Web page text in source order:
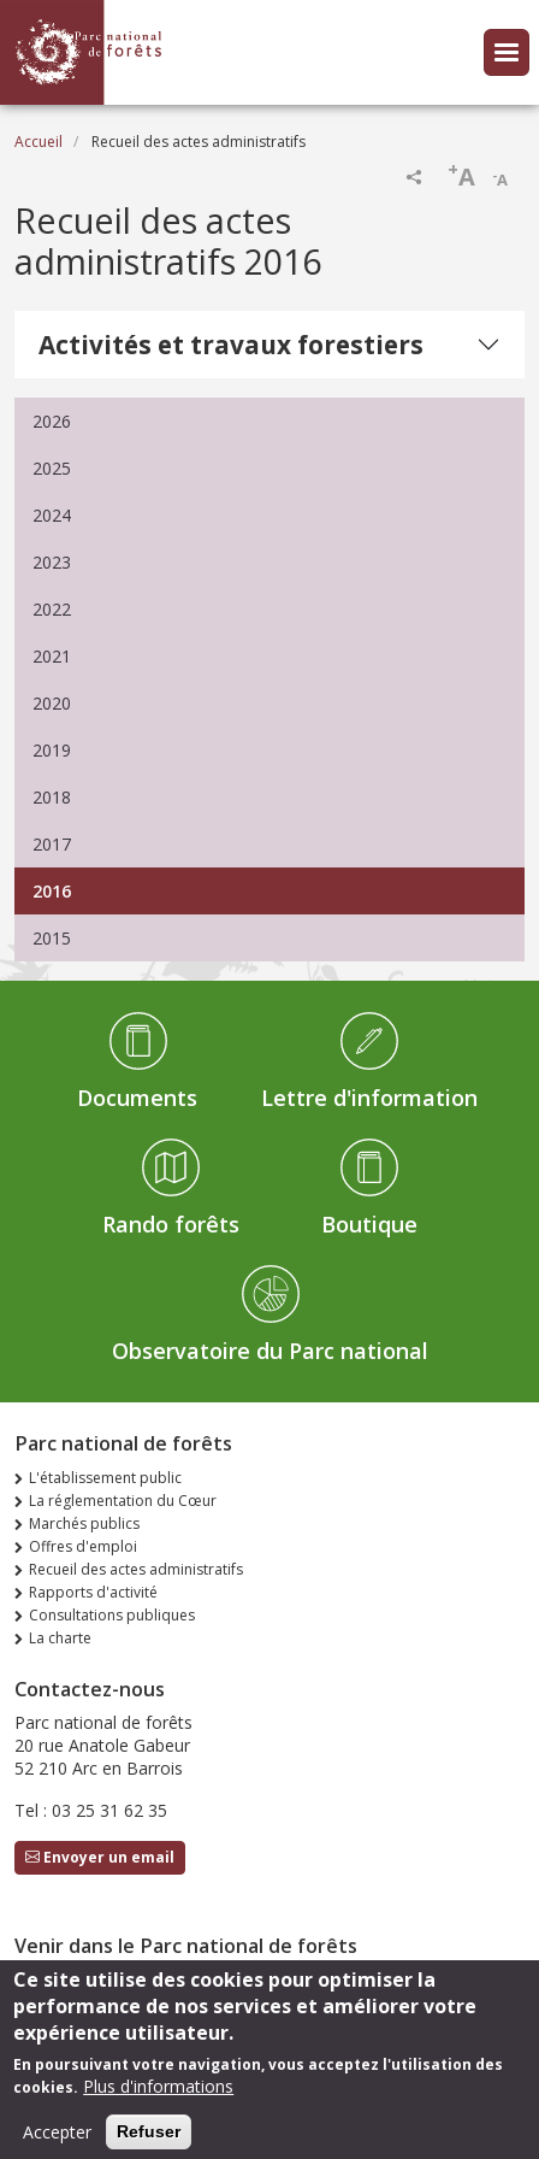
Fil d'Ariane
Accueil Recueil des actes administratifs
-A
+A
Recueil des actes
administratifs 2016
Activités et travaux forestiers
2026
2025
2024
2023
2022
2021
2020
2019
2018
2017
2016
2015
Médiathèque Footer
Documents Lettre d'information
Rando forêts Boutique
Observatoire du Parc national
Parc national de forêts
L'établissement public
La réglementation du Cœur
Marchés publics
Offres d'emploi
Recueil des actes administratifs
Rapports d'activité
Consultations publiques
La charte
Contactez-nous
Parc national de forêts
20 rue Anatole Gabeur
52 210 Arc en Barrois
Tel : 03 25 31 62 35
Envoyer un email
Venir dans le Parc national de forêts
Accès
Suivez-nous
Ce site utilise des cookies pour optimiser la
performance de nos services et améliorer votre
expérience utilisateur.
En poursuivant votre navigation, vous acceptez l'utilisation des
cookies. Plus d'informations
Accepter
Refuser